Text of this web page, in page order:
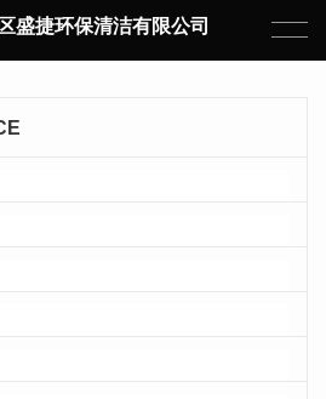
盛捷环保清洁有限公司